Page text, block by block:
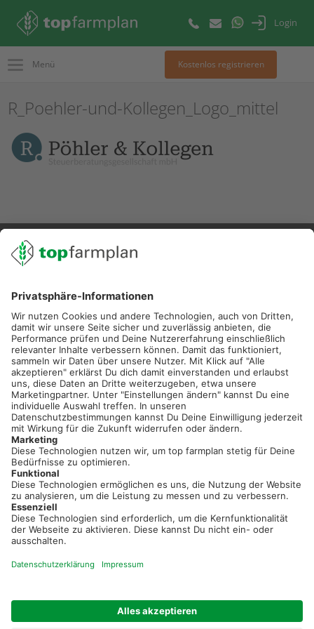
Login
Menü Kostenlos registrieren
R_Poehler-und-Kollegen_Logo_mittel
02501 801 44 84
service@topfarmplan.de
Sei immer auf dem Laufenden!
Neue Features, spannende Tipps und hilfreiche Anleitungen!
Registriere dich kostenlos!
einfach und bequem!
Kostenlos registrieren & sofort starten